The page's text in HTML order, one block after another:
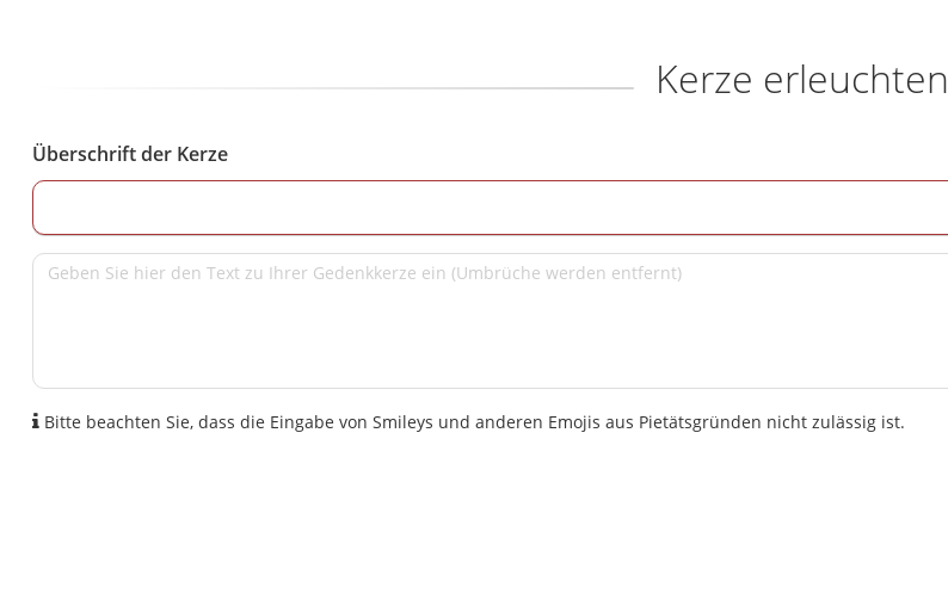
Kerze erleuchten
Überschrift der Kerze
Bitte beachten Sie, dass die Eingabe von Smileys und anderen Emojis aus Pietätsgründen nicht zulässig ist.